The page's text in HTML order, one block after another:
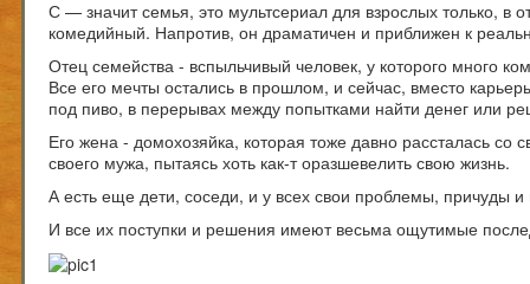
С — значит семья, это мультсериал для взрослых только,
комедийный. Напротив, он драматичен и приближен к
Отец семейства - вспыльчивый человек, у которого много
Все его мечты остались в прошлом, и сейчас, вместо
под пиво, в перерывах между попытками найти денег или
Его жена - домохозяйка, которая тоже давно рассталась
своего мужа, пытаясь хоть как-т оразшевелить свою жизнь.
А есть еще дети, соседи, и у всех свои проблемы, причуды
И все их поступки и решения имеют весьма ощутимые